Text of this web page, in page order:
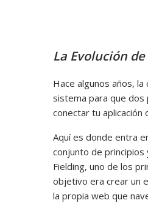
La Evolución
Hace algunos años,
sistema para que dos
conectar tu
Aquí es donde entra
conjunto de
Fielding, uno de los
objetivo era crear un
la propia web que